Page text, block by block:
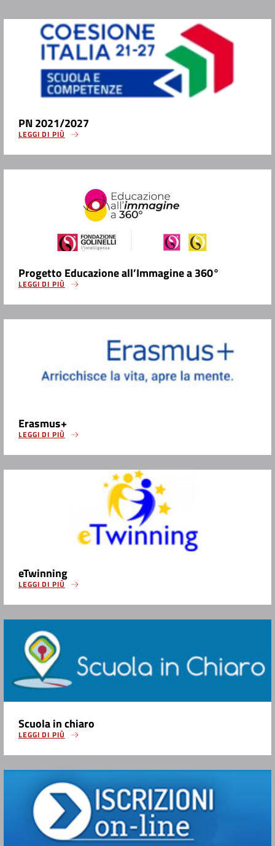
PN 2021/2027
LEGGI DI PIÙ
Progetto Educazione all’Immagine a 360°
LEGGI DI PIÙ
Erasmus+
LEGGI DI PIÙ
eTwinning
LEGGI DI PIÙ
Scuola in chiaro
LEGGI DI PIÙ